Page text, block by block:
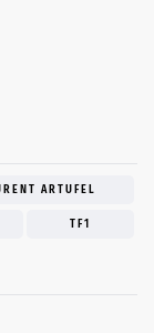
ARTUFEL
TF1